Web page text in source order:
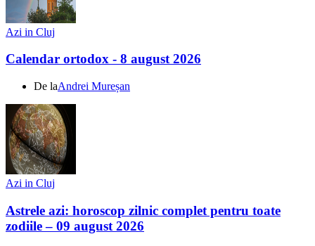
Azi in Cluj
Calendar ortodox - 8 august 2026
De laAndrei Mureșan
Azi in Cluj
Astrele azi: horoscop zilnic complet pentru toate
zodiile – 09 august 2026